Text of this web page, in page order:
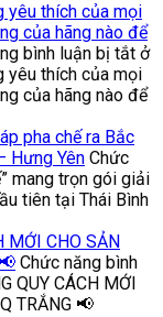
yêu thích của mọi
của hãng nào để
bình luận bị tắt ở
yêu thích của mọi
của hãng nào để
pha chế ra Bắc
Hưng Yên Chức
mang trọn gói giải
tiên tại Thái Bình
MỚI CHO SẢN
Chức năng bình
QUY CÁCH MỚI
TRẮNG 📢